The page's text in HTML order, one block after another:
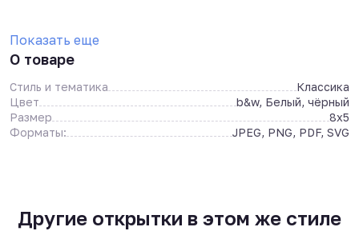
Показать еще
О товаре
Стиль и тематика
Классика
Цвет
b&w, Белый, чёрный
Размер
8x5
Форматы:
JPEG, PNG, PDF, SVG
Другие открытки в этом же стиле